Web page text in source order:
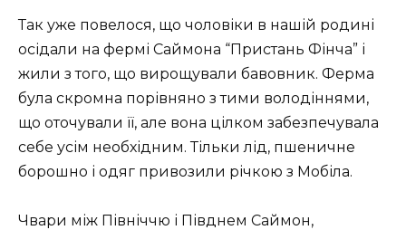
Так уже повелося, що чоловіки в нашій родині
осідали на фермі Саймона “Пристань Фінча” і
жили з того, що вирощували бавовник. Ферма
була скромна порівняно з тими володіннями,
що оточували її, але вона цілком забезпечувала
себе усім необхідним. Тільки лід, пшеничне
борошно і одяг привозили річкою з Мобіла.
Чвари між Північчю і Півднем Саймон,